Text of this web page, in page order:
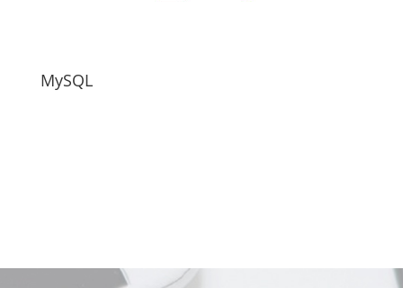
MySQL